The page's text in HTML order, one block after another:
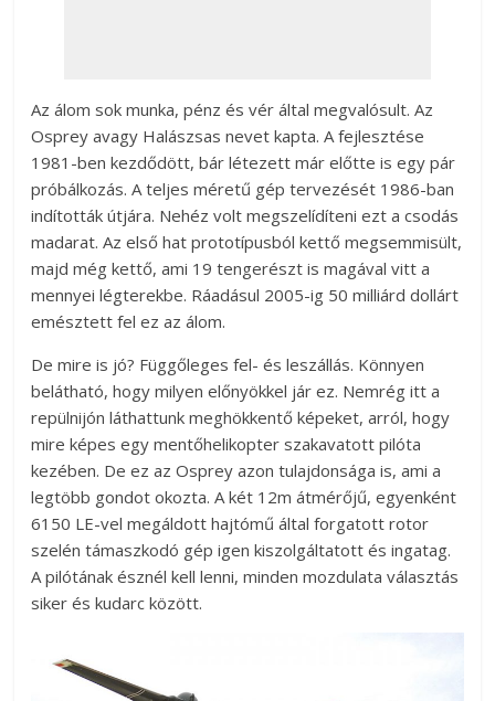
Az álom sok munka, pénz és vér által megvalósult. Az
Osprey avagy Halászsas nevet kapta. A fejlesztése
1981-ben kezdődött, bár létezett már előtte is egy pár
próbálkozás. A teljes méretű gép tervezését 1986-ban
indították útjára. Nehéz volt megszelídíteni ezt a csodás
madarat. Az első hat prototípusból kettő megsemmisült,
majd még kettő, ami 19 tengerészt is magával vitt a
mennyei légterekbe. Ráadásul 2005-ig 50 milliárd dollárt
emésztett fel ez az álom.
De mire is jó? Függőleges fel- és leszállás. Könnyen
belátható, hogy milyen előnyökkel jár ez. Nemrég itt a
repülnijón láthattunk meghökkentő képeket, arról, hogy
mire képes egy mentőhelikopter szakavatott pilóta
kezében. De ez az Osprey azon tulajdonsága is, ami a
legtöbb gondot okozta. A két 12m átmérőjű, egyenként
6150 LE-vel megáldott hajtómű által forgatott rotor
szelén támaszkodó gép igen kiszolgáltatott és ingatag.
A pilótának észnél kell lenni, minden mozdulata választás
siker és kudarc között.